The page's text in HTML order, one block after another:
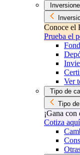
Conoce el
Prueba el
Ver
Tipo de
Tipo
¡Gana
Cotiza aquí